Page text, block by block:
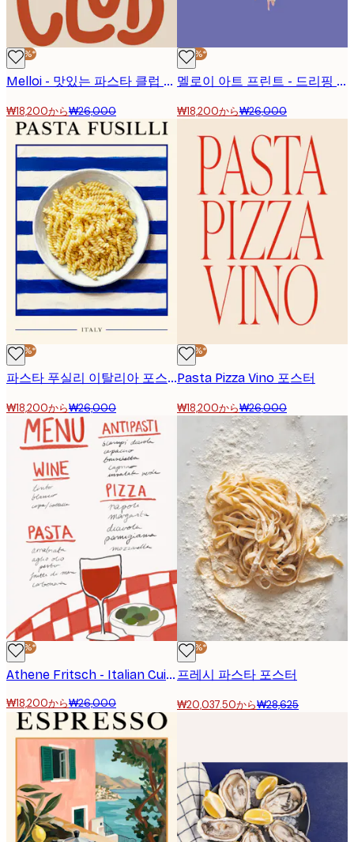
-30%*
Melloi - 맛있는 파스타 클럽 포스터
₩18,200から₩26,000
-30%*
멜로이 아트 프린트 - 드리핑 글리터 피자 포스터
₩18,200から₩26,000
-30%*
파스타 푸실리 이탈리아 포스터
₩18,200から₩26,000
-30%*
Pasta Pizza Vino 포스터
₩18,200から₩26,000
-30%*
Athene Fritsch - Italian Cuisine Delight Poster
₩18,200から₩26,000
-30%*
프레시 파스타 포스터
₩20,037.50から₩28,625